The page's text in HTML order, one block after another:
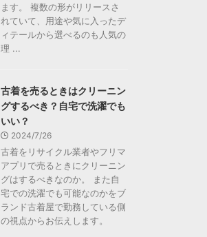
ます。 複数の形がリリースさ
れていて、用途や気に入ったデ
ィテールから選べるのも人気の
理 ...
古着を売るときはクリーニン
グするべき？自宅で洗濯でも
いい？
2024/7/26
古着をリサイクル業者やフリマ
アプリで売るときにクリーニン
グはするべきなのか。 また自
宅での洗濯でも可能なのかをブ
ランド古着屋で勤務している側
の視点からお伝えします。